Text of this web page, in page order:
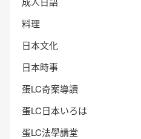
料理
日本文化
日本時事
蛋LC奇案導讀
蛋LC日本いろは
蛋LC法學講堂